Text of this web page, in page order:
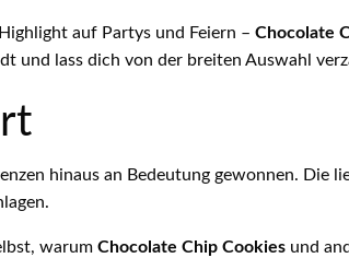
auf Partys und Feiern – Chocolate
und lass dich von der breiten Auswahl
hinaus an Bedeutung gewonnen. Die
warum Chocolate Chip Cookies und